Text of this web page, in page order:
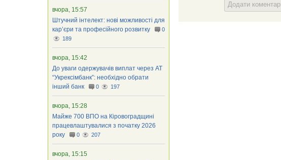
Додати коментар
вчора, 15:57
Штучний інтелект: нові можливості для
кар’єри та професійного розвитку
0
189
вчора, 15:42
До уваги одержувачів виплат через АТ
“Укрексімбанк”: необхідно обрати
інший банк
0 197
вчора, 15:28
Майже 700 ВПО на Кіровоградщині
працевлаштувалися з початку 2026
року
0 207
вчора, 15:15